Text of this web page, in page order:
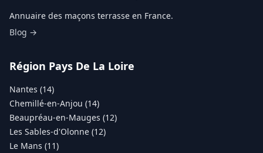
Annuaire des maçons terrasse en France.
Blog →
Région Pays De La Loire
Nantes (14)
Chemillé-en-Anjou (14)
Beaupréau-en-Mauges (12)
Les Sables-d'Olonne (12)
Le Mans (11)